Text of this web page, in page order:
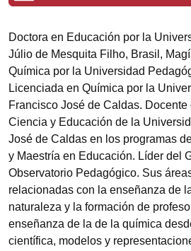
Doctora en Educación por la
Júlio de Mesquita Filho, Brasil,
Química por la Universidad
Licenciada en Química por la
Francisco José de Caldas.
Ciencia y Educación de la
José de Caldas en los programas
y Maestría en Educación. Líder del
Observatorio Pedagógico. Sus
relacionadas con la enseñanza de
naturaleza y la formación de
enseñanza de la de la química
científica, modelos y